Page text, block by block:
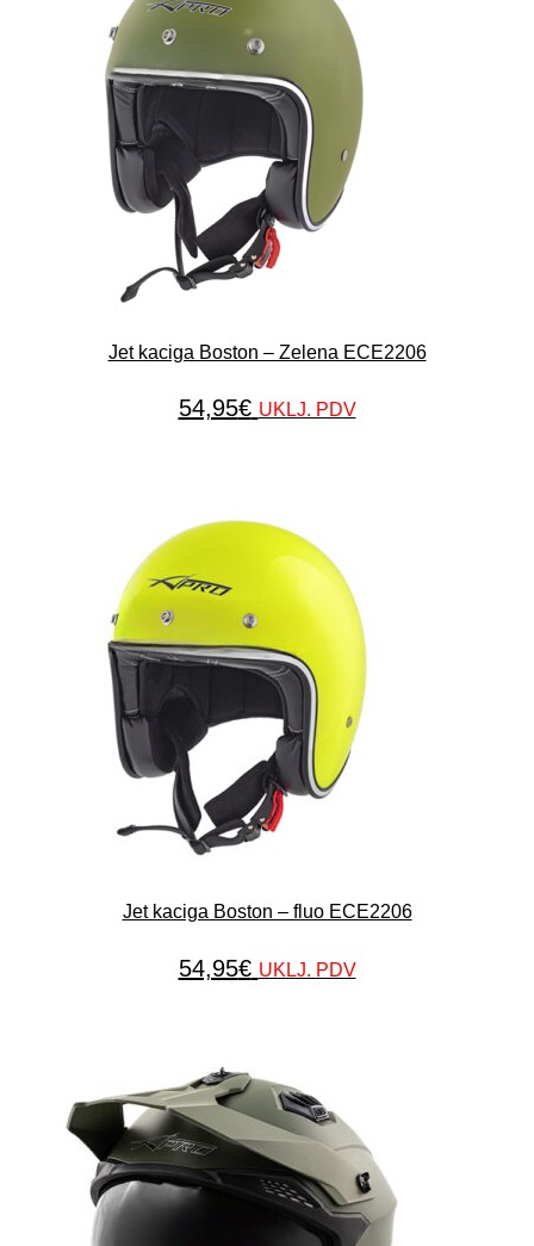
Jet kaciga Boston – Zelena ECE2206
54,95€ UKLJ. PDV
Jet kaciga Boston – fluo ECE2206
54,95€ UKLJ. PDV